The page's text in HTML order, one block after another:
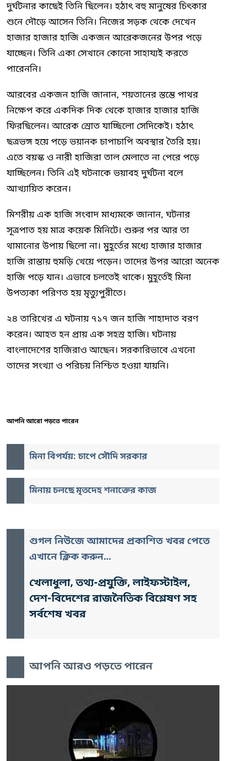
দুর্ঘটনার কাছেই তিনি ছিলেন। হঠাৎ বহু মানুষের চিৎকার
শুনে দৌড়ে আসেন তিনি। নিজের সড়ক থেকে দেখেন
হাজার হাজার হাজি একজন আরেকজনের উপর পড়ে
যাচ্ছেন। তিনি একা সেখানে কোনো সাহায্যই করতে
পারেননি।
আরবের একজন হাজি জানান, শয়তানের স্তম্ভে পাথর
নিক্ষেপ করে একদিক দিক থেকে হাজার হাজার হাজি
ফিরছিলেন। আরেক স্রোত যাচ্ছিলো সেদিকেই। হঠাৎ
ছত্রভঙ্গ হয়ে পড়ে ভয়ানক চাপাচাপি অবস্থার তৈরি হয়।
এতে বয়স্ক ও নারী হাজিরা তাল মেলাতে না পেরে পড়ে
যাচ্ছিলেন। তিনি এই ঘটনাকে ভয়াবহ দুর্ঘটনা বলে
আখ্যায়িত করেন।
মিশরীয় এক হাজি সংবাদ মাধ্যমকে জানান, ঘটনার
সূত্রপাত হয় মাত্র কয়েক মিনিটে। শুরুর পর আর তা
থামানোর উপায় ছিলো না। মুহূর্তের মধ্যে হাজার হাজার
হাজি রাস্তায় হুমড়ি খেয়ে পড়েন। তাদের উপর আরো অনেক
হাজি পড়ে যান। এভাবে চলতেই থাকে। মুহূর্তেই মিনা
উপত্যকা পরিণত হয় মৃত্যুপুরীতে।
২৪ তারিখের এ ঘটনায় ৭১৭ জন হাজি শাহাদাত বরণ
করেন। আহত হন প্রায় এক সহস্র হাজি। ঘটনায়
বাংলাদেশের হাজিরাও আছেন। সরকারিভাবে এখনো
তাদের সংখ্যা ও পরিচয় নিশ্চিত হওয়া যায়নি।
আপনি আরো পড়তে পারেন
মিনা বিপর্যয়: চাপে সৌদি সরকার
মিনায় চলছে মৃতদেহ শনাক্তের কাজ
গুগল নিউজে আমাদের প্রকাশিত খবর পেতে
এখানে ক্লিক করুন...
খেলাধুলা, তথ্য-প্রযুক্তি, লাইফস্টাইল,
দেশ-বিদেশের রাজনৈতিক বিশ্লেষণ সহ
সর্বশেষ খবর
আপনি আরও পড়তে পারেন